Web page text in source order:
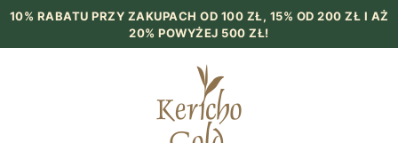
10% RABATU PRZY ZAKUPACH OD 100 ZŁ, 15% OD 200 ZŁ I AŻ
20% POWYŻEJ 500 ZŁ!